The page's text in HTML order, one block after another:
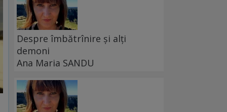
Despre îmbătrînire și alți
demoni
Ana Maria SANDU